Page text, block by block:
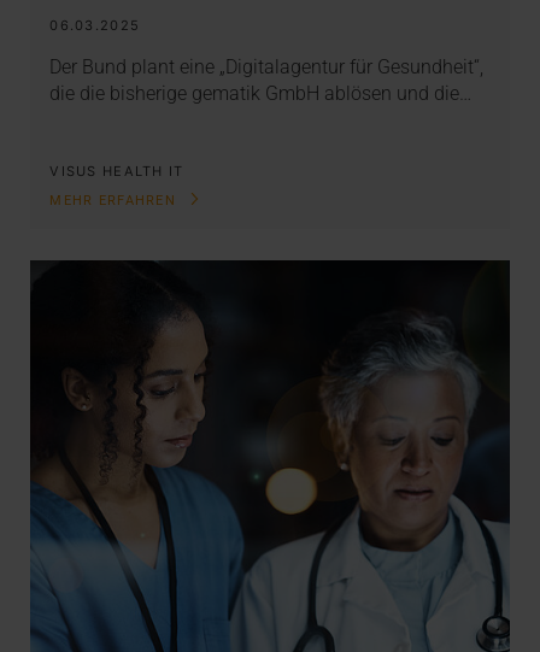
06.03.2025
Der Bund plant eine „Digitalagentur für Gesundheit“,
die die bisherige gematik GmbH ablösen und die…
VISUS HEALTH IT
MEHR ERFAHREN